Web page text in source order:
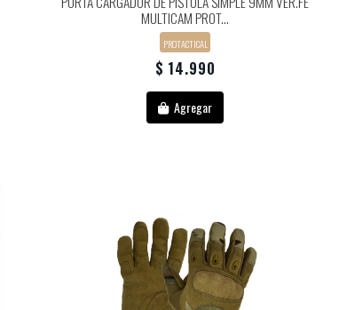
MULTICAM PROT...
PROTACTICAL
$ 14.990
Agregar